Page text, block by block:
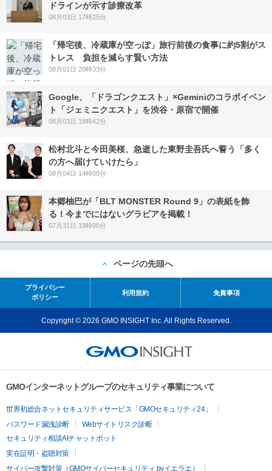
ドラインが示す診療改革
08月03日 17時25分
「帰宅後、冷蔵庫が空っぽ」旅行前後の食事に約5割がス
トレス 負担を減らす賢い方法
08月01日 20時33分
Google、「ドラゴンクエスト」×Geminiのコラボイベン
ト「ジェミニクエスト」を渋谷・原宿で開催
08月03日 18時42分
松村北斗と今田美桜、急逝した東野圭吾氏へ誓う「多く
の方へ届けていけたら」
08月04日 14時00分
本郷柚巴が「BLT MONSTER Round 9」の表紙を飾
る！今までにはないグラビアを掲載！
07月31日 19時00分
ページの先頭へ
プライバシー
ポリシー
利用規約 免責事項
Copyright © 2026 GMO INSIGHT Inc. All Rights Reserved.
GMOインターネットグループのセキュリティ事業について
世界初総合ネットセキュリティサービス「GMOセキュリティ24」
パスワード漏洩診断
Webサイトリスク診断
セキュリティ相談AIチャットボット
実在証明・盗聴対策
サイバー攻撃対策（GMOサイバーセキュリティ byイエラエ）